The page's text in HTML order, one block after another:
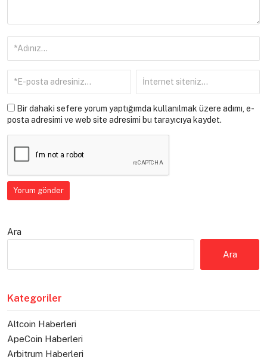
Bir dahaki sefere yorum yaptığımda kullanılmak üzere adımı, e-
posta adresimi ve web site adresimi bu tarayıcıya kaydet.
Ara
Ara
Kategoriler
Altcoin Haberleri
ApeCoin Haberleri
Arbitrum Haberleri